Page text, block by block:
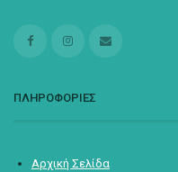
ΠΛΗΡΟΦΟΡΙΕΣ
Αρχική Σελίδα